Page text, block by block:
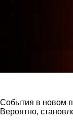
События в новом
Вероятно,